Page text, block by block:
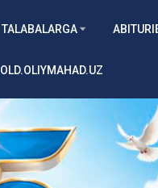
TALABALARGA
OLD.OLIYMAHAD.UZ